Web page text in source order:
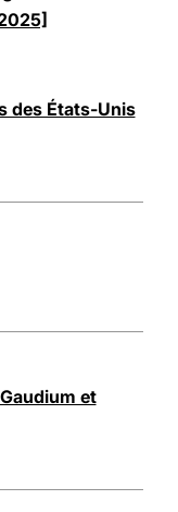
des États-Unis
et